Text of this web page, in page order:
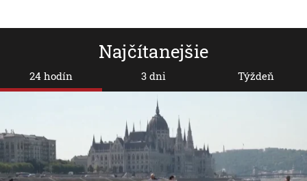
Najčítanejšie
24 hodín 3 dni Týždeň